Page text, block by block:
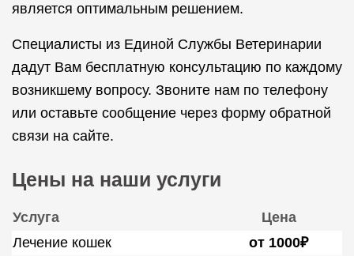
является оптимальным решением.
Специалисты из Единой Службы Ветеринарии
дадут Вам бесплатную консультацию по каждому
возникшему вопросу. Звоните нам по телефону
или оставьте сообщение через форму обратной
связи на сайте.
Цены на наши услуги
Услуга
Цена
Лечение кошек
от 1000₽